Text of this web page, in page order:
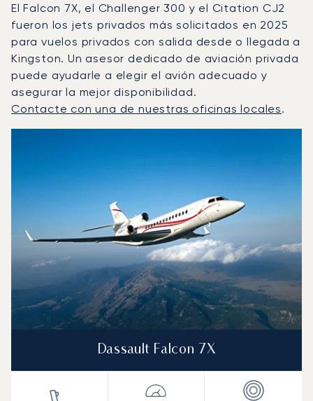
El Falcon 7X, el Challenger 300 y el Citation CJ2
fueron los jets privados más solicitados en 2025
para vuelos privados con salida desde o llegada a
Kingston. Un asesor dedicado de aviación privada
puede ayudarle a elegir el avión adecuado y
asegurar la mejor disponibilidad.
Contacte con una de nuestras oficinas locales.
Dassault Falcon 7X